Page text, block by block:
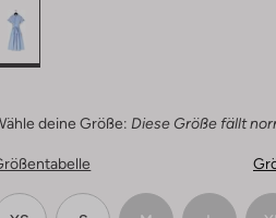
deine Größe: Diese Größe fällt